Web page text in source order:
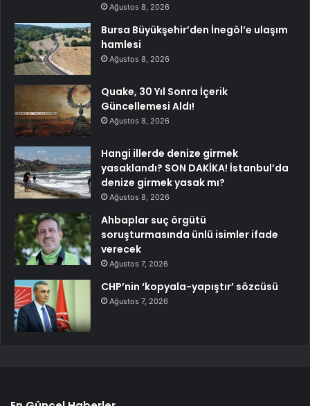
Ağustos 8, 2026
Bursa Büyükşehir’den İnegöl’e ulaşım
hamlesi
Ağustos 8, 2026
Quake, 30 Yıl Sonra İçerik
Güncellemesi Aldı!
Ağustos 8, 2026
Hangi illerde denize girmek
yasaklandı? SON DAKİKA! İstanbul’da
denize girmek yasak mı?
Ağustos 8, 2026
Ahbaplar suç örgütü
soruşturmasında ünlü isimler ifade
verecek
Ağustos 7, 2026
CHP’nin ‘kopyala-yapıştır’ sözcüsü
Ağustos 7, 2026